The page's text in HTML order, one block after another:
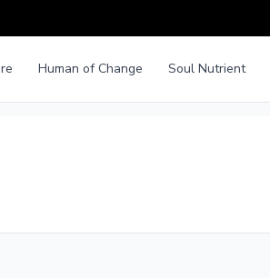
Human of Change Soul Nutrient